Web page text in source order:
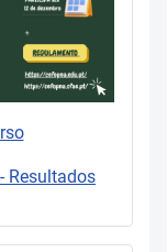
Resultados